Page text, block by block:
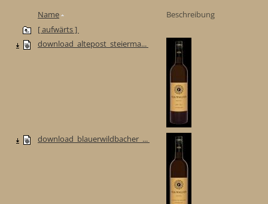
Name
Beschreibung
[ aufwärts ]
download_altepost_steierma...
download_blauerwildbacher_...